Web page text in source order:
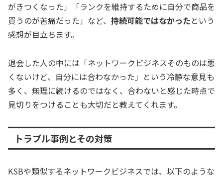
がきつくなった」「ランクを維持するために自分で商品を
買うのが苦痛だった」など、 持続可能ではなかったという
感想が目立ちます。
退会した人の中には「ネットワークビジネスそのものは悪
くないけど、自分には合わなかった」という冷静な意見も
多く、無理に続けるのではなく、合わないと感じた時点で
見切りをつけることも大切だと教えてくれます。
トラブル事例とその対策
KSBや類似するネットワークビジネスでは、以下のような